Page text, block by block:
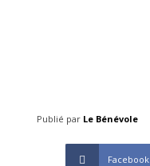
Publié par Le Bénévole
Facebook